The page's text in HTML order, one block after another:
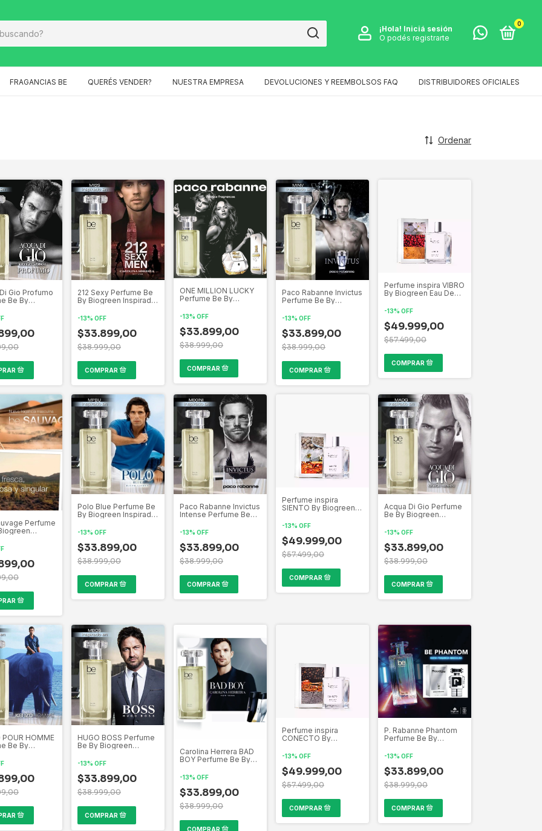
¡Hola! Iniciá sesión
O podés registrarte
0
FRAGANCIAS BE QUERÉS VENDER? NUESTRA EMPRESA DEVOLUCIONES Y REEMBOLSOS FAQ DISTRIBUIDORES OFICIALES
Ordenar
Gio Profumo
Be By
bellas
de la
Mundial
212 Sexy Perfume Be
By Biogreen Inspirado
creaciones de la
perfumería Mundial
-13% OFF
$33.899,00
$38.999,00
ONE MILLION LUCKY
Perfume Be By
por las mas bellas
perfumería Mundial
-13% OFF
$33.899,00
$38.999,00
Paco Rabanne Invictus
Perfume Be By
por las mas bellas
creaciones de la
perfumería Mundial
-13% OFF
$33.899,00
$38.999,00
Perfume inspira VIBRO
By Biogreen Eau De
-13% OFF
$49.999,00
$57.499,00
Perfume
de
Polo Blue Perfume Be
By Biogreen Inspirado
creaciones de la
-13% OFF
$33.899,00
$38.999,00
Paco Rabanne Invictus
Intense Perfume Be
por las mas bellas
perfumería Mundial
-13% OFF
$33.899,00
$38.999,00
Perfume inspira
SIENTO By Biogreen
ml
-13% OFF
$49.999,00
$57.499,00
Acqua Di Gio Perfume
Be By Biogreen
bellas creaciones de
-13% OFF
$33.899,00
$38.999,00
POUR HOMME
Be By
bellas
Mundial
HUGO BOSS Perfume
Be By Biogreen
bellas creaciones de
-13% OFF
$33.899,00
$38.999,00
Carolina Herrera BAD
BOY Perfume Be By
por las mas bellas
perfumería Mundial
-13% OFF
$33.899,00
$38.999,00
Perfume inspira
CONECTO By
Parfum x 100 ml
-13% OFF
$49.999,00
$57.499,00
P. Rabanne Phantom
Perfume Be By
por las mas bellas
perfumería Mundial
-13% OFF
$33.899,00
$38.999,00